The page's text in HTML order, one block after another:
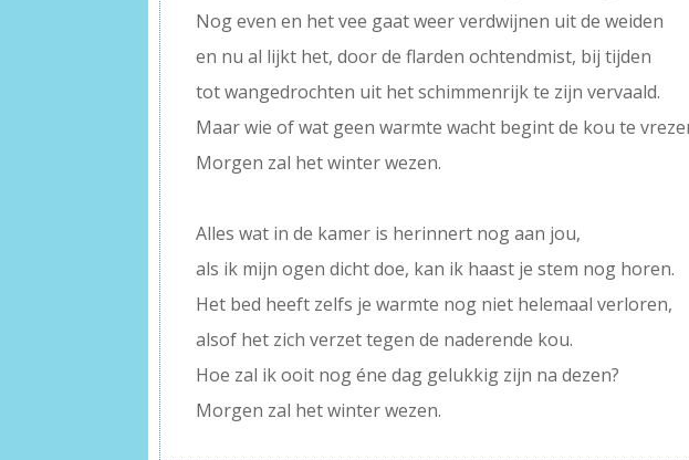
Nog even en het vee gaat weer verdwijnen uit de weiden
en nu al lijkt het, door de flarden ochtendmist, bij tijden
tot wangedrochten uit het schimmenrijk te zijn vervaald.
Maar wie of wat geen warmte wacht begint de kou te
Morgen zal het winter wezen.
Alles wat in de kamer is herinnert nog aan jou,
als ik mijn ogen dicht doe, kan ik haast je stem nog horen.
Het bed heeft zelfs je warmte nog niet helemaal verloren,
alsof het zich verzet tegen de naderende kou.
Hoe zal ik ooit nog éne dag gelukkig zijn na dezen?
Morgen zal het winter wezen.